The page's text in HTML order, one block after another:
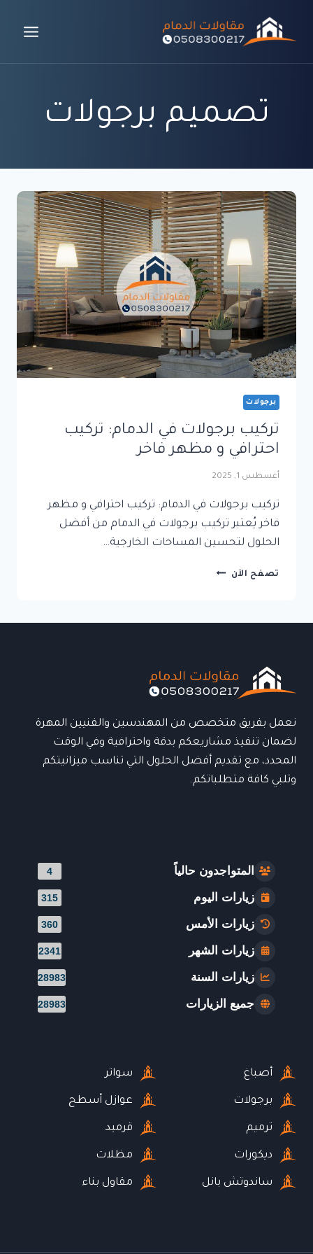
تصميم برجولات
برجولات
تركيب برجولات في الدمام: تركيب
احترافي و مظهر فاخر
أغسطس 1, 2025
تركيب برجولات في الدمام: تركيب احترافي و مظهر
فاخر يُعتبر تركيب برجولات في الدمام من أفضل
الحلول لتحسين المساحات الخارجية…
تصفح الآن تركيب
مظهر
فاخر
نعمل بفريق متخصص من المهندسين والفنيين المهرة
لضمان تنفيذ مشاريعكم بدقة واحترافية وفي الوقت
المحدد، مع تقديم أفضل الحلول التي تناسب ميزانيتكم
وتلبي كافة متطلباتكم.
المتواجدون حالياً 4
زيارات اليوم 315
زيارات الأمس 360
زيارات الشهر 2341
زيارات السنة 28983
جميع الزيارات 28983
أصباغ
برجولات
ترميم
ديكورات
ساندوتش بانل
سواتر
عوازل أسطح
قرميد
مظلات
مقاول بناء